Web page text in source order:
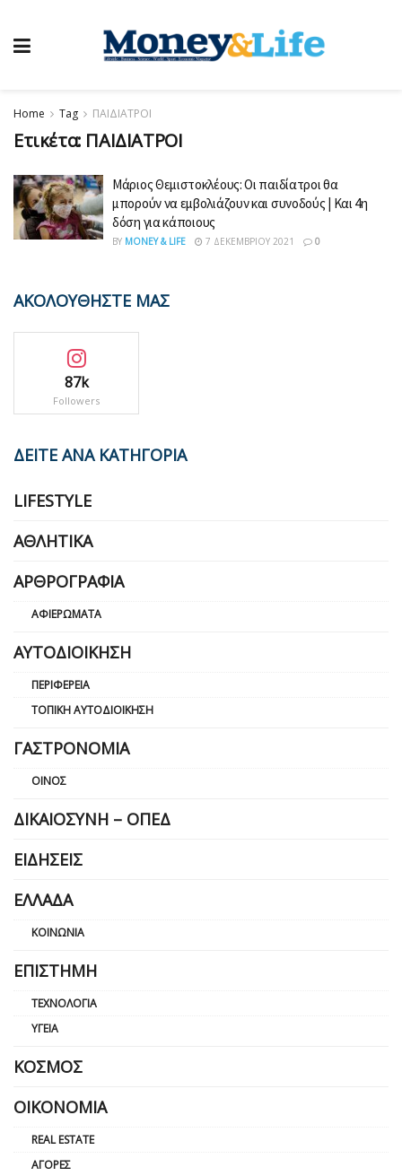
Home Tag ΠΑΙΔΙΑΤΡΟΙ
Ετικέτα: ΠΑΙΔΙΑΤΡΟΙ
Μάριος Θεμιστοκλέους: Οι παιδίατροι θα
μπορούν να εμβολιάζουν και συνοδούς | Και 4η
δόση για κάποιους
BY MONEY & LIFE 7 ΔΕΚΕΜΒΡΊΟΥ 2021 0
ΑΚΟΛΟΥΘΗΣΤΕ ΜΑΣ
87k
Followers
ΔΕΙΤΕ ΑΝΑ ΚΑΤΗΓΟΡΙΑ
LIFESTYLE
ΑΘΛΗΤΙΚΆ
ΑΡΘΡΟΓΡΑΦΊΑ
ΑΦΙΕΡΏΜΑΤΑ
ΑΥΤΟΔΙΟΊΚΗΣΗ
ΠΕΡΙΦΈΡΕΙΑ
ΤΟΠΙΚΉ ΑΥΤΟΔΙΟΊΚΗΣΗ
ΓΑΣΤΡΟΝΟΜΊΑ
ΟΊΝΟΣ
ΔΙΚΑΙΟΣΎΝΗ – ΟΠΕΔ
ΕΙΔΉΣΕΙΣ
ΕΛΛΆΔΑ
ΚΟΙΝΩΝΊΑ
ΕΠΙΣΤΉΜΗ
ΤΕΧΝΟΛΟΓΊΑ
ΥΓΕΊΑ
ΚΌΣΜΟΣ
ΟΙΚΟΝΟΜΊΑ
REAL ESTATE
ΑΓΟΡΈΣ